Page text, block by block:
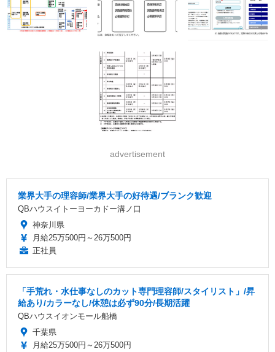
advertisement
業界大手の理容師/業界大手の好待遇/ブランク歓迎
QBハウスイトーヨーカドー溝ノ口
神奈川県
月給25万500円～26万500円
正社員
「手荒れ・水仕事なしのカット専門理容師/スタイリスト」/昇
給あり/カラーなし/休憩は必ず90分/長期活躍
QBハウスイオンモール船橋
千葉県
月給25万500円～26万500円